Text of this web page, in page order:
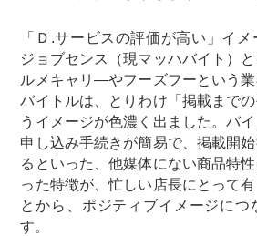
「Ｄ.サービスの評価が高い」イ
ジョブセンス（現マッハバイト）
ルメキャリ―やフーズフーという
バイトルは、とりわけ「掲載まで
うイメージが色濃く出ました。バ
申し込み手続きが簡易で、掲載開
るといった、他媒体にない商品特
った特徴が、忙しい店長にとって
とから、ポジティブイメージにつ
す。